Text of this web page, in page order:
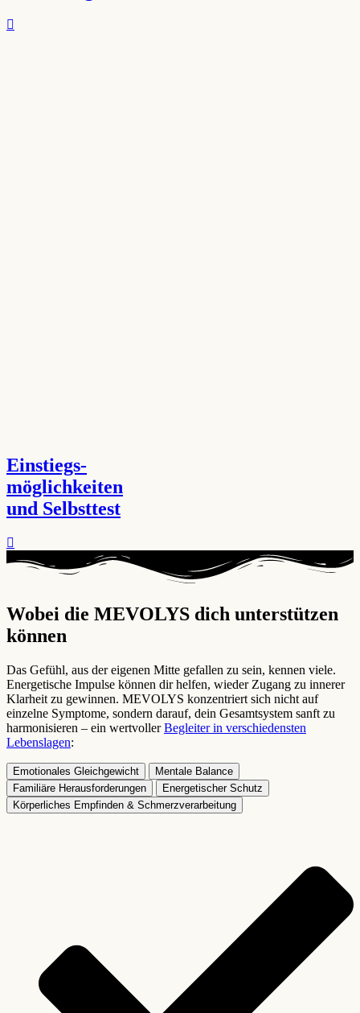
Einstiegs-
möglichkeiten
und Selbsttest
Wobei die MEVOLYS dich unterstützen
können ​
Das Gefühl, aus der eigenen Mitte gefallen zu sein, kennen viele.
Energetische Impulse können dir helfen, wieder Zugang zu innerer
Klarheit zu gewinnen. MEVOLYS konzentriert sich nicht auf
einzelne Symptome, sondern darauf, dein Gesamtsystem sanft zu
harmonisieren – ein wertvollerBegleiter in verschiedensten
Lebenslagen:
Emotionales Gleichgewicht
Mentale Balance
Familiäre Herausforderungen
Energetischer Schutz
Körperliches Empfinden & Schmerzverarbeitung